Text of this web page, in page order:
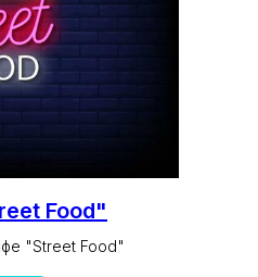
Food"
"Street Food"